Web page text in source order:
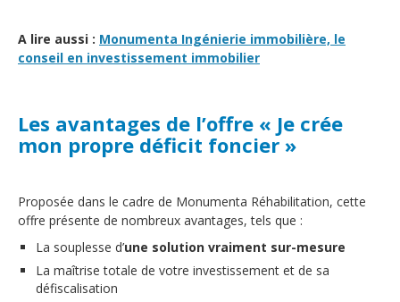
A lire aussi : Monumenta Ingénierie immobilière, le
conseil en investissement immobilier
Les avantages de l’offre « Je crée
mon propre déficit foncier »
Proposée dans le cadre de Monumenta Réhabilitation, cette
offre présente de nombreux avantages, tels que :
La souplesse d’une solution vraiment sur-mesure
La maîtrise totale de votre investissement et de sa
défiscalisation